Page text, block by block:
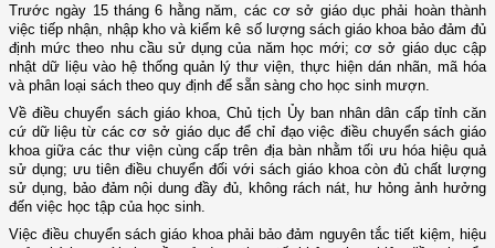
Trước ngày 15 tháng 6 hằng năm, các cơ sở giáo dục phải hoàn thành
việc tiếp nhận, nhập kho và kiểm kê số lượng sách giáo khoa bảo đảm đủ
định mức theo nhu cầu sử dụng của năm học mới; cơ sở giáo dục cập
nhật dữ liệu vào hệ thống quản lý thư viện, thực hiện dán nhãn, mã hóa
và phân loại sách theo quy định để sẵn sàng cho học sinh mượn.
Về điều chuyển sách giáo khoa, Chủ tịch Ủy ban nhân dân cấp tỉnh căn
cứ dữ liệu từ các cơ sở giáo dục để chỉ đạo việc điều chuyển sách giáo
khoa giữa các thư viện cùng cấp trên địa bàn nhằm tối ưu hóa hiệu quả
sử dụng; ưu tiên điều chuyển đối với sách giáo khoa còn đủ chất lượng
sử dụng, bảo đảm nội dung đầy đủ, không rách nát, hư hỏng ảnh hưởng
đến việc học tập của học sinh.
Việc điều chuyển sách giáo khoa phải bảo đảm nguyên tắc tiết kiệm, hiệu